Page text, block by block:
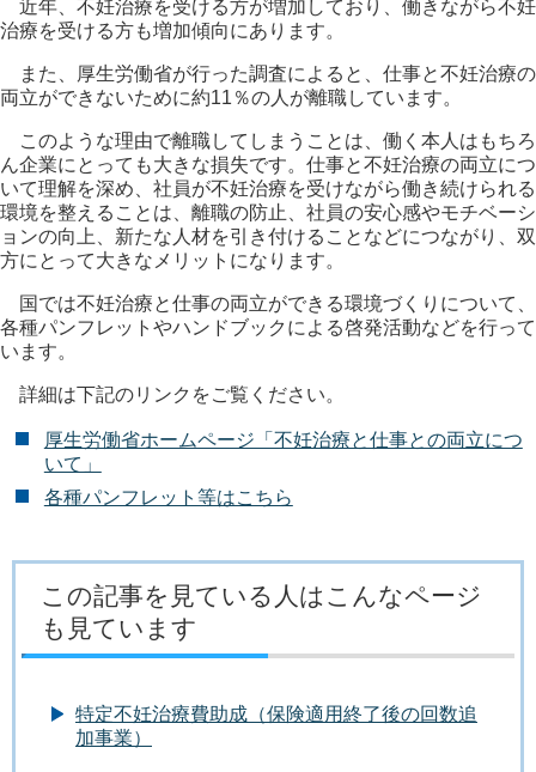
近年、不妊治療を受ける方が増加しており、働きながら不妊
治療を受ける方も増加傾向にあります。
また、厚生労働省が行った調査によると、仕事と不妊治療の
両立ができないために約11％の人が離職しています。
このような理由で離職してしまうことは、働く本人はもちろ
ん企業にとっても大きな損失です。仕事と不妊治療の両立につ
いて理解を深め、社員が不妊治療を受けながら働き続けられる
環境を整えることは、離職の防止、社員の安心感やモチベーシ
ョンの向上、新たな人材を引き付けることなどにつながり、双
方にとって大きなメリットになります。
国では不妊治療と仕事の両立ができる環境づくりについて、
各種パンフレットやハンドブックによる啓発活動などを行って
います。
詳細は下記のリンクをご覧ください。
厚生労働省ホームページ「不妊治療と仕事との両立につ
いて」
各種パンフレット等はこちら
この記事を見ている人はこんなページ
も見ています
特定不妊治療費助成（保険適用終了後の回数追
加事業）